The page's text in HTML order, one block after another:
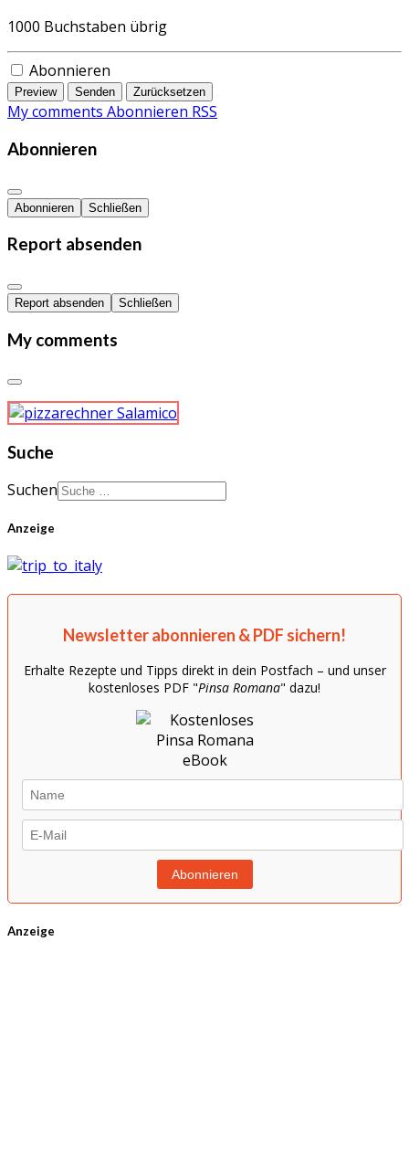
1000 Buchstaben übrig
Abonnieren
Preview Senden Zurücksetzen
My comments Abonnieren RSS
Abonnieren
Abonnieren Schließen
Report absenden
Report absenden Schließen
My comments
Suche
Suchen
Anzeige
Newsletter abonnieren & PDF sichern!
Erhalte Rezepte und Tipps direkt in dein Postfach – und unser
kostenloses PDF "Pinsa Romana" dazu!
Anzeige